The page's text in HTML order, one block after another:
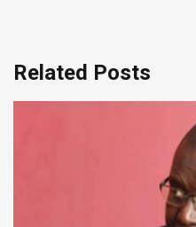
Related Posts